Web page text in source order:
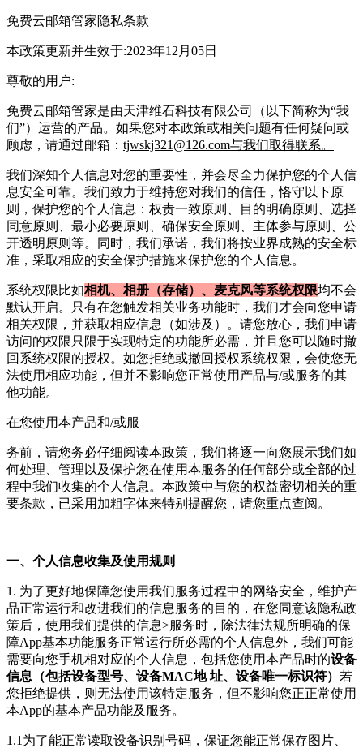
免费云邮箱管家隐私条款
本政策更新并生效于:2023年12月05日
尊敬的用户:
免费云邮箱管家是由天津维石科技有限公司
（以下简称为“我
们”）运营的产品。如果您对本政策或相关问题有任何疑问或
顾虑，请通过邮箱： tjwskj321@126.com与我们取得联系。
我们深知个人信息对您的重要性，并会尽全力保护您的个人信
息安全可靠。我们致力于维持您对我们的信任，恪守以下原
则，保护您的个人信息：权责一致原则、目的明确原则、选择
同意原则、最小必要原则、确保安全原则、主体参与原则、公
开透明原则等。同时，我们承诺，我们将按业界成熟的安全标
准，采取相应的安全保护措施来保护您的个人信息。
系统权限比如相机、相册（存储）、麦克风等系统权限均不会
默认开启。只有在您触发相关业务功能时，我们才会向您申请
相关权限，并获取相应信息（如涉及）。请您放心，我们申请
访问的权限只限于实现特定的功能所必需，并且您可以随时撤
回系统权限的授权。如您拒绝或撤回授权系统权限，会使您无
法使用相应功能，但并不影响您正常使用产品与/或服务的其
他功能。
在您使用本产品和/或服
务前，请您务必仔细阅读本政策，我们将逐一向您展示我们如
何处理、管理以及保护您在使用本服务的任何部分或全部的过
程中我们收集的个人信息。本政策中与您的权益密切相关的重
要条款，已采用加粗字体来特别提醒您，请您重点查阅。
一、个人信息收集及使用规则
1. 为了更好地保障您使用我们服务过程中的网络安全，维护产
品正常运行和改进我们的信息服务的目的，在您同意该隐私政
策后，使用我们提供的信息>服务时，除法律法规所明确的保
障App基本功能服务正常运行所必需的个人信息外，我们可能
需要向您手机相对应的个人信息，包括您使用本产品时的设备
信息（包括设备型号、设备MAC地 址、设备唯一标识符） 若
您拒绝提供，则无法使用该特定服务，但不影响您正正常使用
本App的基本产品功能及服务。
1.1为了能正常读取设备识别号码，保证您能正常保存图片、